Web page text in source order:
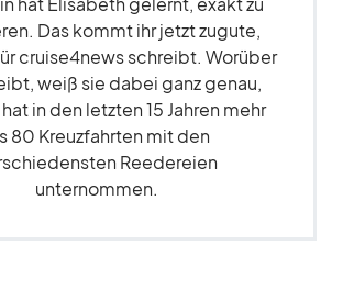
Das kommt ihr jetzt zugute,
cruise4news schreibt. Worüber
weiß sie dabei ganz genau,
in den letzten 15 Jahren mehr
80 Kreuzfahrten mit den
Reedereien
unternommen.